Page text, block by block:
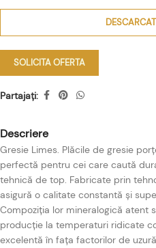
SOLICITA OFERTA
Partajați:
Descriere
Gresie Limes. Plăcile de gresie
perfectă pentru cei care caută
tehnică de top. Fabricate prin
asigură o calitate constantă și
Compoziția lor mineralogică atent
producție la temperaturi ridicate
excelentă în fața factorilor de